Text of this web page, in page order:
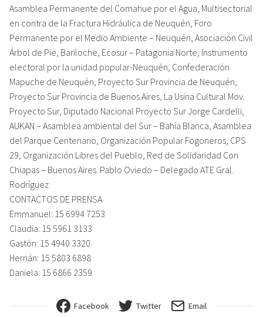
Asamblea Permanente del Comahue por el Agua, Multisectorial
en contra de la Fractura Hidráulica de Neuquén, Foro
Permanente por el Medio Ambiente – Neuquén, Asociación Civil
Árbol de Pie, Bariloche, Ecosur – Patagonia Norte, Instrumento
electoral por la unidad popular-Neuquén, Confederación
Mapuche de Neuquén, Proyecto Sur Provincia de Neuquén​,
Proyecto Sur Provincia de Buenos Aires, La Usina Cultural Mov.
Proyecto Sur, Diputado Nacional Proyecto Sur Jorge Cardelli,
AUKAN – Asamblea ambiental del Sur – Bahía Blanca, Asamblea
del Parque Centenario, Organización Popular Fogoneros, CPS
29, Organización Libres del Pueblo, Red de Solidaridad Con
Chiapas – Buenos Aires. Pablo Oviedo – Delegado ATE Gral.
Rodríguez
CONTACTOS DE PRENSA
Emmanuel: 15 6994 7253
Claudia: 15 5961 3133
Gastón: 15 4940 3320
Hernán: 15 5803 6898
Daniela: 15 6866 2359
Facebook Twitter Email